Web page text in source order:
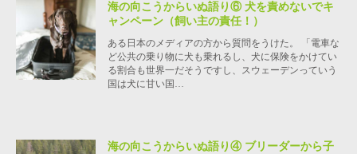
海の向こうからいぬ語り⑥ 犬を責めないでキ
ャンペーン（飼い主の責任！）
ある日本のメディアの方から質問をうけた。 「電車な
ど公共の乗り物に犬も乗れるし、犬に保険をかけてい
る割合も世界一だそうですし、スウェーデンっていう
国は犬に甘い国…
海の向こうからいぬ語り④ ブリーダーから子